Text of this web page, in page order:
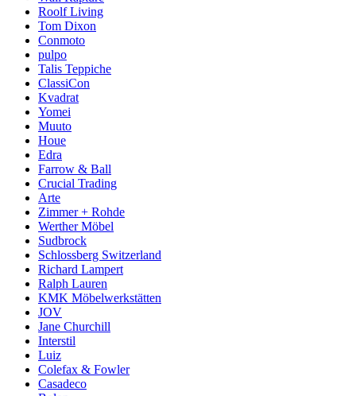
Roolf Living
Tom Dixon
Conmoto
pulpo
Talis Teppiche
ClassiCon
Kvadrat
Yomei
Muuto
Houe
Edra
Farrow & Ball
Crucial Trading
Arte
Zimmer + Rohde
Werther Möbel
Sudbrock
Schlossberg Switzerland
Richard Lampert
Ralph Lauren
KMK Möbelwerkstätten
JOV
Jane Churchill
Interstil
Luiz
Colefax & Fowler
Casadeco